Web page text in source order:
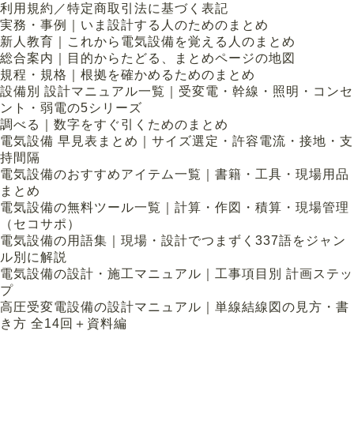
利用規約／特定商取引法に基づく表記
実務・事例｜いま設計する人のためのまとめ
新人教育｜これから電気設備を覚える人のまとめ
総合案内｜目的からたどる、まとめページの地図
規程・規格｜根拠を確かめるためのまとめ
設備別 設計マニュアル一覧｜受変電・幹線・照明・コンセ
ント・弱電の5シリーズ
調べる｜数字をすぐ引くためのまとめ
電気設備 早見表まとめ｜サイズ選定・許容電流・接地・支
持間隔
電気設備のおすすめアイテム一覧｜書籍・工具・現場用品
まとめ
電気設備の無料ツール一覧｜計算・作図・積算・現場管理
（セコサポ）
電気設備の用語集｜現場・設計でつまずく337語をジャン
ル別に解説
電気設備の設計・施工マニュアル｜工事項目別 計画ステッ
プ
高圧受変電設備の設計マニュアル｜単線結線図の見方・書
き方 全14回＋資料編